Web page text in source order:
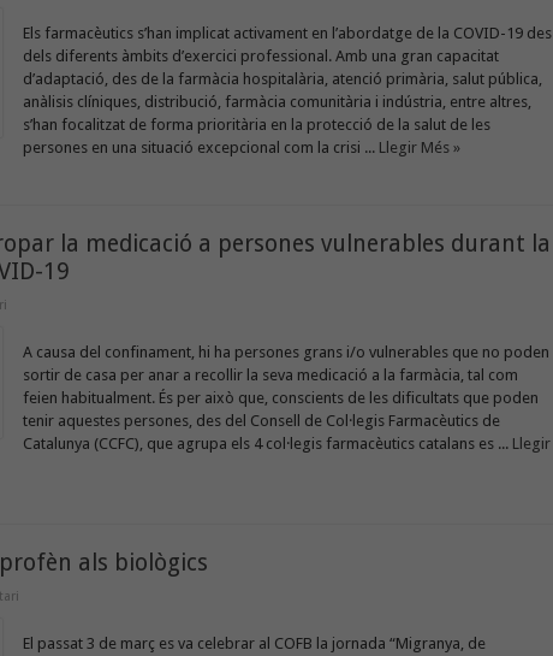
Els farmacèutics s’han implicat activament en l’abordatge de la COVID-19 des
dels diferents àmbits d’exercici professional. Amb una gran capacitat
d’adaptació, des de la farmàcia hospitalària, atenció primària, salut pública,
anàlisis clíniques, distribució, farmàcia comunitària i indústria, entre altres,
s’han focalitzat de forma prioritària en la protecció de la salut de les
persones en una situació excepcional com la crisi ... Llegir Més »
la medicació a persones vulnerables durant la
19
A causa del confinament, hi ha persones grans i/o vulnerables que no poden
sortir de casa per anar a recollir la seva medicació a la farmàcia, tal com
feien habitualment. És per això que, conscients de les dificultats que poden
tenir aquestes persones, des del Consell de Col·legis Farmacèutics de
Catalunya (CCFC), que agrupa els 4 col·legis farmacèutics catalans es ... Llegir
als biològics
El passat 3 de març es va celebrar al COFB la jornada “Migranya, de